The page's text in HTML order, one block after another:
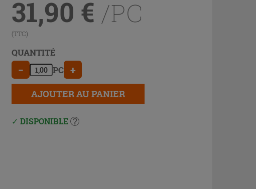
31,90 € /PC
(TTC)
QUANTITÉ
− PC +
AJOUTER AU PANIER
DISPONIBLE